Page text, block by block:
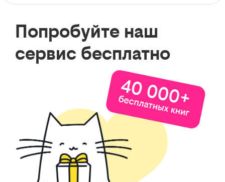
Попробуйте наш
сервис бесплатно